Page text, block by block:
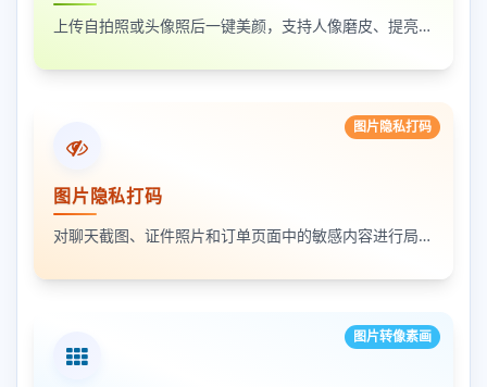
上传自拍照或头像照后一键美颜，支持人像磨皮、提亮和美颜强度调节，适合人物照片快速优化
图片隐私打码
图片隐私打码
对聊天截图、证件照片和订单页面中的敏感内容进行局部打码，支持多次框选和重复处理
图片转像素画